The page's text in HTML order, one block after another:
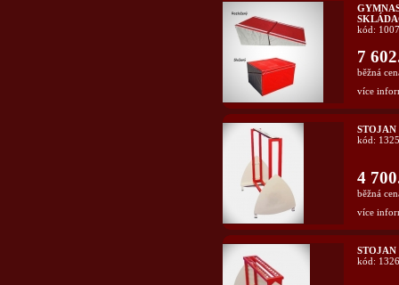
kód:
7
běžná
více
kód:
4
běžná
více
STOJAN
kód: